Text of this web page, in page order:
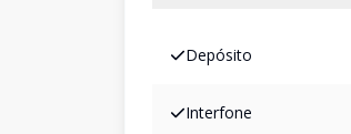
Depósito
Interfone